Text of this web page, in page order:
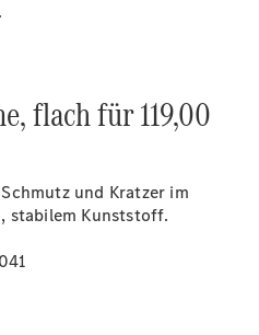
flach für 119,00
und Kratzer im
stabilem Kunststoff.